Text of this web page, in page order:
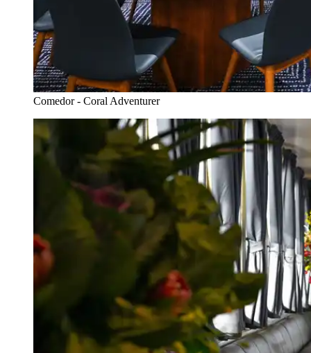
Comedor - Coral Adventurer